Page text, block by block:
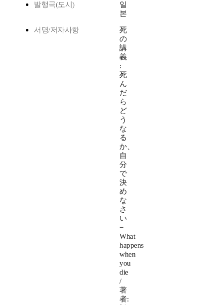
발행국(도시)
일
본
서명/저자사항
死
の
講
義
:
死
ん
だ
ら
ど
う
な
る
か、
自
分
で
決
め
な
さ
い
=
What
happens
when
you
die
/
著
者: